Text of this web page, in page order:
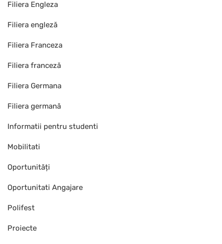
Filiera Engleza
Filiera engleză
Filiera Franceza
Filiera franceză
Filiera Germana
Filiera germană
Informatii pentru studenti
Mobilitati
Oportunități
Oportunitati Angajare
Polifest
Proiecte